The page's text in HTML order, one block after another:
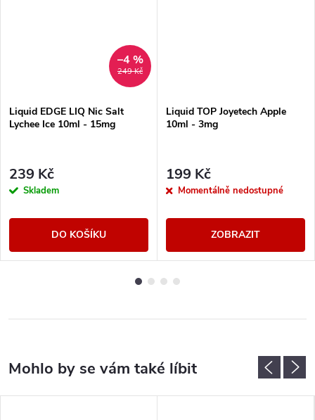
249 Kč
–4 %
Liquid EDGE LIQ Nic Salt
Lychee Ice 10ml - 15mg
239 Kč
Skladem
DO KOŠÍKU
Liquid TOP Joyetech Apple
10ml - 3mg
199 Kč
Momentálně nedostupné
ZOBRAZIT